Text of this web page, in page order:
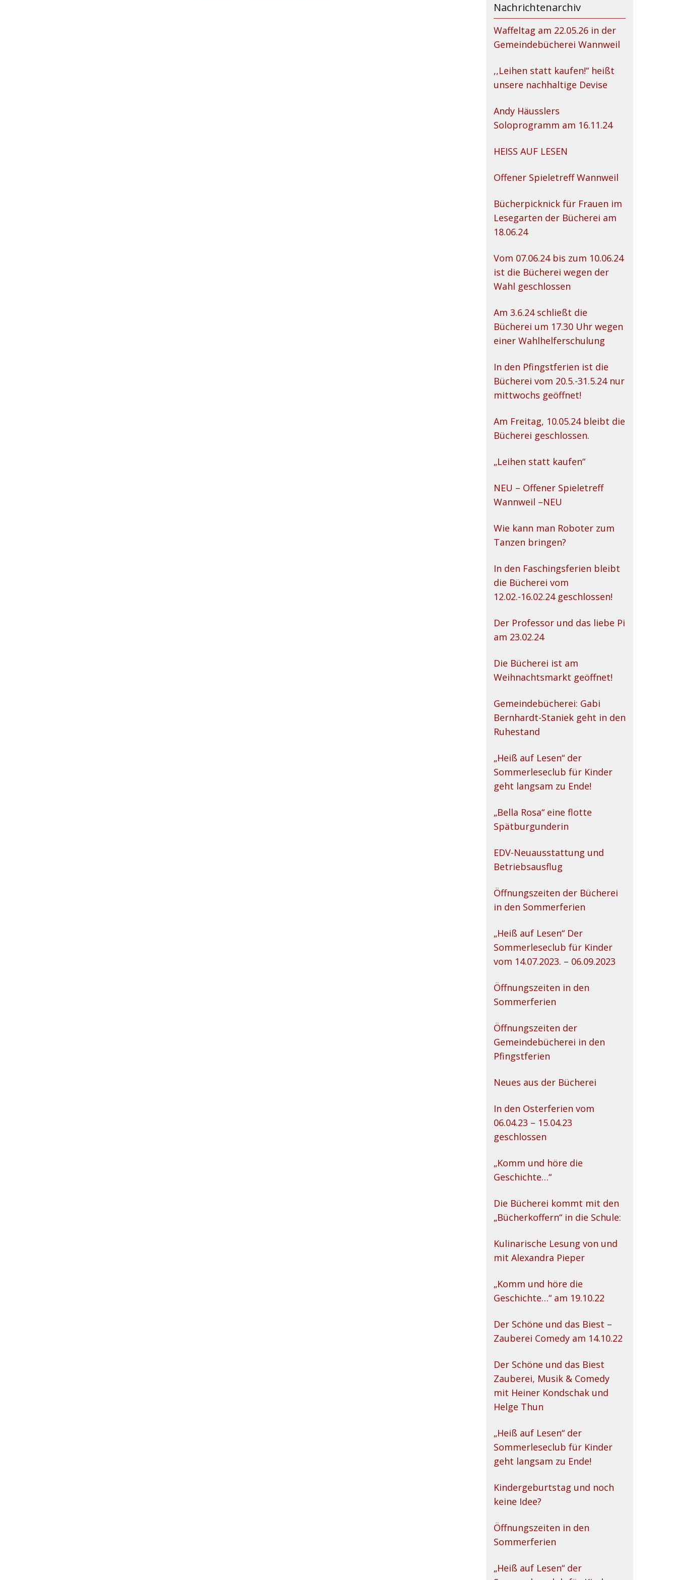
Nachrichtenarchiv
Waffeltag am 22.05.26 in der
Gemeindebücherei Wannweil
,,Leihen statt kaufen!“ heißt
unsere nachhaltige Devise
Andy Häusslers
Soloprogramm am 16.11.24
HEISS AUF LESEN
Offener Spieletreff Wannweil
Bücherpicknick für Frauen im
Lesegarten der Bücherei am
18.06.24
Vom 07.06.24 bis zum 10.06.24
ist die Bücherei wegen der
Wahl geschlossen
Am 3.6.24 schließt die
Bücherei um 17.30 Uhr wegen
einer Wahlhelferschulung
In den Pfingstferien ist die
Bücherei vom 20.5.-31.5.24 nur
mittwochs geöffnet!
Am Freitag, 10.05.24 bleibt die
Bücherei geschlossen.
„Leihen statt kaufen“
NEU – Offener Spieletreff
Wannweil –NEU
Wie kann man Roboter zum
Tanzen bringen?
In den Faschingsferien bleibt
die Bücherei vom
12.02.-16.02.24 geschlossen!
Der Professor und das liebe Pi
am 23.02.24
Die Bücherei ist am
Weihnachtsmarkt geöffnet!
Gemeindebücherei: Gabi
Bernhardt-Staniek geht in den
Ruhestand
„Heiß auf Lesen“ der
Sommerleseclub für Kinder
geht langsam zu Ende!
„Bella Rosa“ eine flotte
Spätburgunderin
EDV-Neuausstattung und
Betriebsausflug
Öffnungszeiten der Bücherei
in den Sommerferien
„Heiß auf Lesen“ Der
Sommerleseclub für Kinder
vom 14.07.2023. – 06.09.2023
Öffnungszeiten in den
Sommerferien
Öffnungszeiten der
Gemeindebücherei in den
Pfingstferien
Neues aus der Bücherei
In den Osterferien vom
06.04.23 – 15.04.23
geschlossen
„Komm und höre die
Geschichte…“
Die Bücherei kommt mit den
„Bücherkoffern“ in die Schule:
Kulinarische Lesung von und
mit Alexandra Pieper
„Komm und höre die
Geschichte…“ am 19.10.22
Der Schöne und das Biest –
Zauberei Comedy am 14.10.22
Der Schöne und das Biest
Zauberei, Musik & Comedy
mit Heiner Kondschak und
Helge Thun
„Heiß auf Lesen“ der
Sommerleseclub für Kinder
geht langsam zu Ende!
Kindergeburtstag und noch
keine Idee?
Öffnungszeiten in den
Sommerferien
„Heiß auf Lesen“ der